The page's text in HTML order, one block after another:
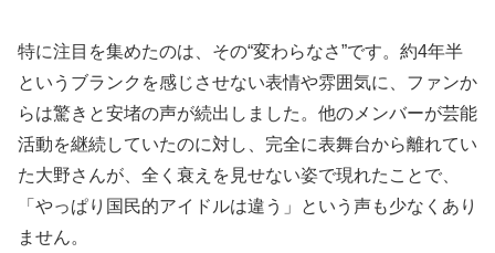
特に注目を集めたのは、その“変わらなさ”です。約4年半
というブランクを感じさせない表情や雰囲気に、ファンか
らは驚きと安堵の声が続出しました。他のメンバーが芸能
活動を継続していたのに対し、完全に表舞台から離れてい
た大野さんが、全く衰えを見せない姿で現れたことで、
「やっぱり国民的アイドルは違う」という声も少なくあり
ません。